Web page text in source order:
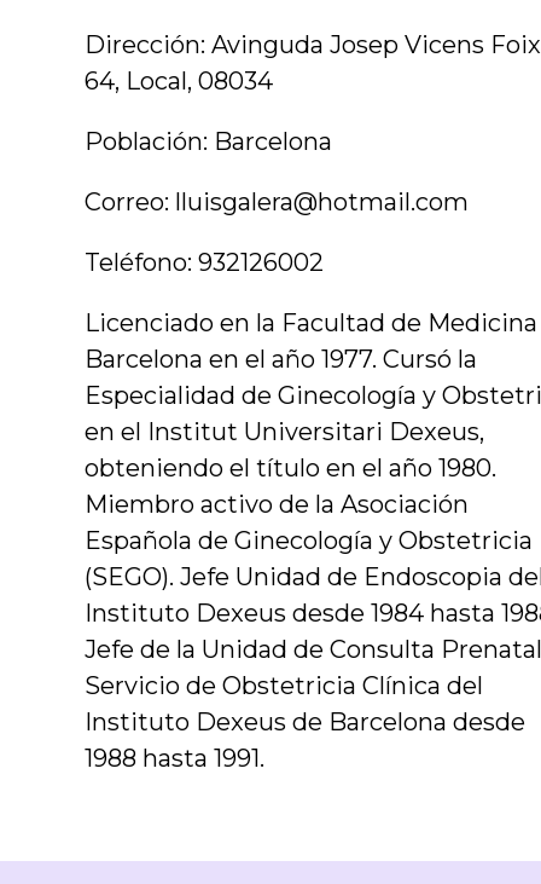
Dirección: Avinguda Josep Vicens
64, Local, 08034
Población: Barcelona
Correo: lluisgalera@hotmail.com
Teléfono: 932126002
Licenciado en la Facultad de
Barcelona en el año 1977. Cursó la
Especialidad de Ginecología y
en el Institut Universitari Dexeus,
obteniendo el título en el año 1980.
Miembro activo de la Asociación
Española de Ginecología y Obstetricia
(SEGO). Jefe Unidad de Endoscopia
Instituto Dexeus desde 1984 hasta
Jefe de la Unidad de Consulta
Servicio de Obstetricia Clínica del
Instituto Dexeus de Barcelona desde
1988 hasta 1991.